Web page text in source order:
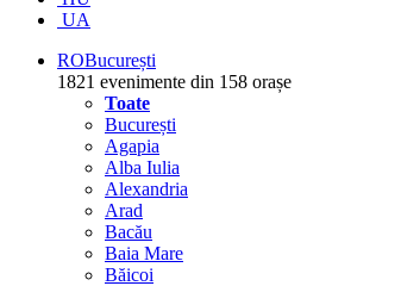
UA
ROBucurești
1821 evenimente din 158 orașe
Toate
București
Agapia
Alba Iulia
Alexandria
Arad
Bacău
Baia Mare
Băicoi